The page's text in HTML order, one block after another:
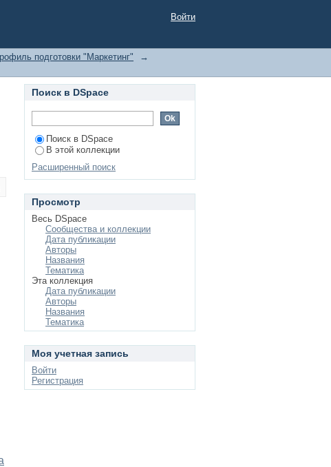
Войти
подготовки "Маркетинг"
→
Поиск в DSpace
Поиск в DSpace
В этой коллекции
Расширенный поиск
Просмотр
Весь DSpace
Сообщества и коллекции
Дата публикации
Авторы
Названия
Тематика
Эта коллекция
Дата публикации
Авторы
Названия
Тематика
Моя учетная запись
Войти
Регистрация